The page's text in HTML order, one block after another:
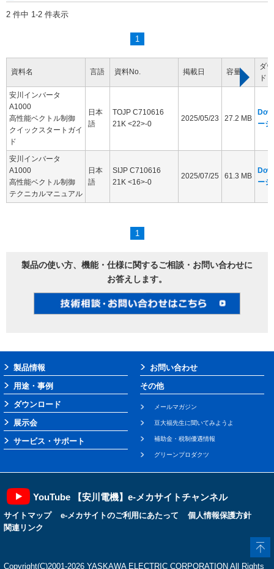
2 件中 1-2 件表示
1
資料名 言語 資料No. 掲載日 容量
ダ
ド
安川インバータ
A1000
高性能ベクトル制御
クイックスタートガイ
ド
日本
語
TOJP C710616
21K <22>-0
2025/05/23 27.2 MB
ージ
安川インバータ
A1000
高性能ベクトル制御
テクニカルマニュアル
日本
語
SIJP C710616
21K <16>-0
2025/07/25 61.3 MB
ージ
1
製品の使い方、機能・仕様に関するご相談・お問い合わせに
お答えします。
製品情報
用途・事例
ダウンロード
展示会
サービス・サポート
お問い合わせ
その他
メールマガジン
豆大福先生に聞いてみようよ
補助金・税制優遇情報
グリーンプロダクツ
YouTube 【安川電機】e-メカサイトチャンネル
サイトマップ e-メカサイトのご利用にあたって
個人情報保護方針
関連リンク
Copyright(C)2001‐2026 YASKAWA ELECTRIC CORPORATION All Rights